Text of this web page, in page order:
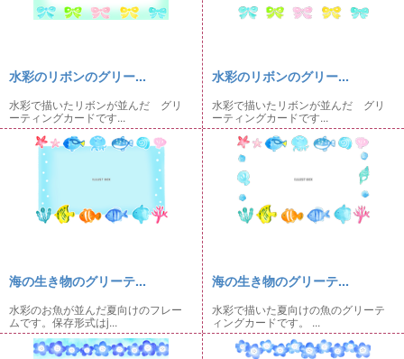
水彩のリボンのグリー...
水彩で描いたリボンが並んだ グリ
ーティングカードです...
水彩のリボンのグリー...
水彩で描いたリボンが並んだ グリ
ーティングカードです...
海の生き物のグリーテ...
水彩のお魚が並んだ夏向けのフレー
ムです。保存形式はj...
海の生き物のグリーテ...
水彩で描いた夏向けの魚のグリーテ
ィングカードです。 ...